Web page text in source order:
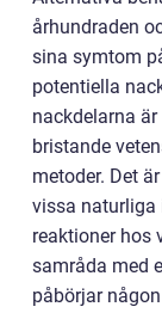
århundraden
sina symtom
potentiella
nackdelarna
bristande
metoder. Det
vissa naturliga
reaktioner hos
samråda med
påbörjar